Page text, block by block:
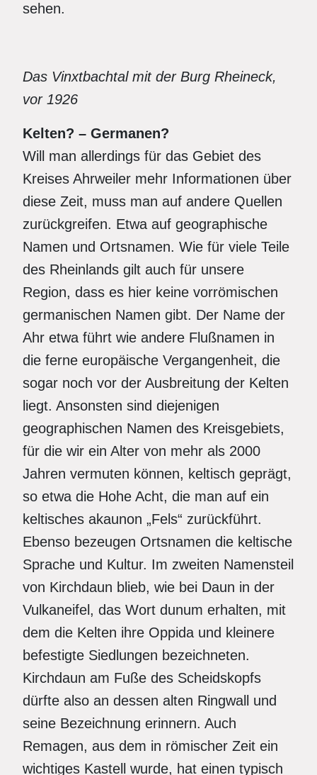
sehen.
Das Vinxtbachtal mit der Burg Rheineck,
vor 1926
Kelten? – Germanen?
Will man allerdings für das Gebiet des
Kreises Ahrweiler mehr Informationen über
diese Zeit, muss man auf andere Quellen
zurückgreifen. Etwa auf geographische
Namen und Ortsnamen. Wie für viele Teile
des Rheinlands gilt auch für unsere
Region, dass es hier keine vorrömischen
germanischen Namen gibt. Der Name der
Ahr etwa führt wie andere Flußnamen in
die ferne europäische Vergangenheit, die
sogar noch vor der Ausbreitung der Kelten
liegt. Ansonsten sind diejenigen
geographischen Namen des Kreisgebiets,
für die wir ein Alter von mehr als 2000
Jahren vermuten können, keltisch geprägt,
so etwa die Hohe Acht, die man auf ein
keltisches akaunon „Fels“ zurückführt.
Ebenso bezeugen Ortsnamen die keltische
Sprache und Kultur. Im zweiten Namensteil
von Kirchdaun blieb, wie bei Daun in der
Vulkaneifel, das Wort dunum erhalten, mit
dem die Kelten ihre Oppida und kleinere
befestigte Siedlungen bezeichneten.
Kirchdaun am Fuße des Scheidskopfs
dürfte also an dessen alten Ringwall und
seine Bezeichnung erinnern. Auch
Remagen, aus dem in römischer Zeit ein
wichtiges Kastell wurde, hat einen typisch